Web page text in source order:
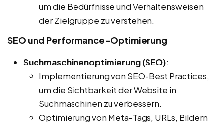
um die Bedürfnisse und Verhaltensweisen
der Zielgruppe zu verstehen.
SEO und Performance-Optimierung
Suchmaschinenoptimierung (SEO):
Implementierung von SEO-Best Practices,
um die Sichtbarkeit der Website in
Suchmaschinen zu verbessern.
Optimierung von Meta-Tags, URLs, Bildern